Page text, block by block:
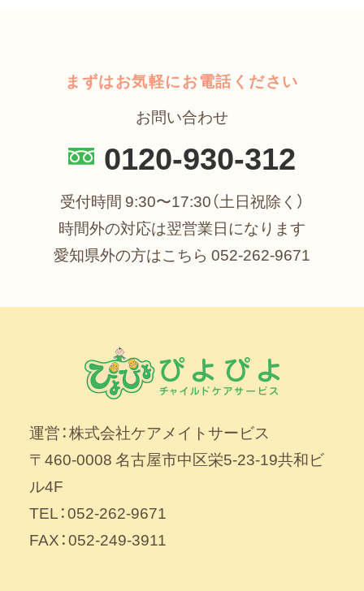
まずはお気軽にお電話ください
お問い合わせ
0120-930-312
受付時間 9:30〜17:30（土日祝除く）
時間外の対応は翌営業日になります
愛知県外の方はこちら 052-262-9671
運営：株式会社ケアメイトサービス
〒460-0008 名古屋市中区栄5-23-19共和ビ
ル4F
TEL：052-262-9671
FAX：052-249-3911